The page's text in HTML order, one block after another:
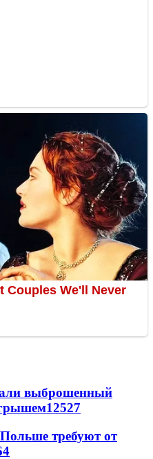
выброшенный
12527
требуют от